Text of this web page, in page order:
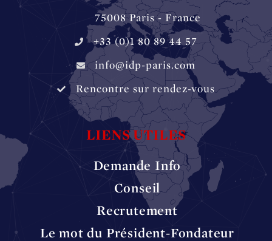
‏‏‎ ‏‏‎ ‏‏‎ ‏‏‎ ‎‎‎‎‏‏‎ 75008 Paris - France
+33 (0)1 80 89 44 57
info@idp-paris.com
Rencontre sur rendez-vous
LIENS UTILES
Demande Info
Conseil
Recrutement
Le mot du Président-Fondateur